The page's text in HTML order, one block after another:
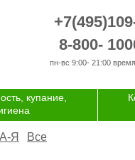
8-800-
пн-вс 9:00- 21:00
купание,
А-Я Все